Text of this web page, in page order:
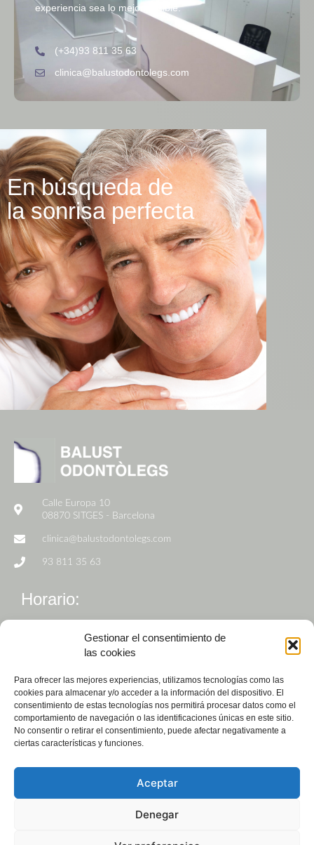
Gestionar el consentimiento de
las cookies
Para ofrecer las mejores experiencias, utilizamos tecnologías como las
cookies para almacenar y/o acceder a la información del dispositivo. El
consentimiento de estas tecnologías nos permitirá procesar datos como el
comportamiento de navegación o las identificaciones únicas en este sitio.
No consentir o retirar el consentimiento, puede afectar negativamente a
ciertas características y funciones.
Aceptar
Denegar
experiencia sea lo mejor posible.
(+34)93 811 35 63
clinica@balustodontolegs.com
En búsqueda de
la sonrisa perfecta
Calle Europa 10
08870 SITGES - Barcelona
clinica@balustodontolegs.com
93 811 35 63
Horario:
De Lunes a Viernes de 9h a 19h
Copyright © 2023. Balust Odontòlegs.
Política de privacidad